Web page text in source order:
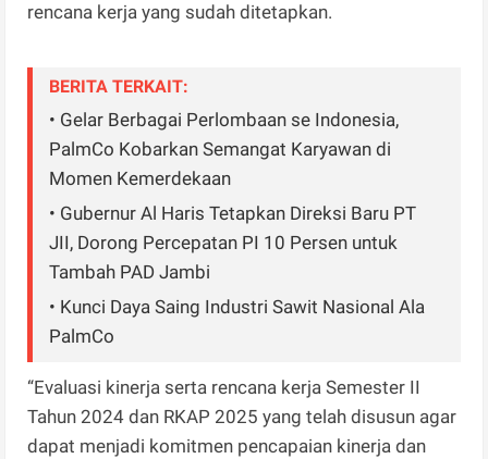
rencana kerja yang sudah ditetapkan.
BERITA TERKAIT:
• Gelar Berbagai Perlombaan se Indonesia,
PalmCo Kobarkan Semangat Karyawan di
Momen Kemerdekaan
• Gubernur Al Haris Tetapkan Direksi Baru PT
JII, Dorong Percepatan PI 10 Persen untuk
Tambah PAD Jambi
• Kunci Daya Saing Industri Sawit Nasional Ala
PalmCo
“Evaluasi kinerja serta rencana kerja Semester II
Tahun 2024 dan RKAP 2025 yang telah disusun agar
dapat menjadi komitmen pencapaian kinerja dan